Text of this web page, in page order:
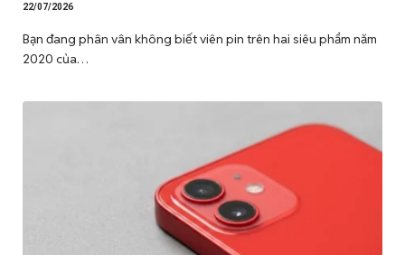
22/07/2026
Bạn đang phân vân không biết viên pin trên hai siêu phẩm năm
2020 của…